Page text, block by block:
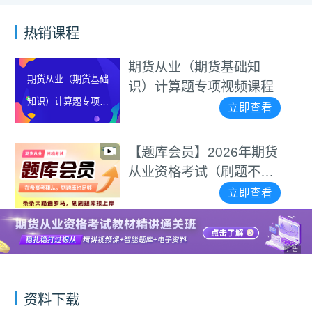
热销课程
期货从业（期货基础
知识）计算题专项视
频课程
期货从业（期货基础知
识）计算题专项视频课程
立即查看
【题库会员】2026年期货
从业资格考试（刷题不用
立即查看
广告
资料下载